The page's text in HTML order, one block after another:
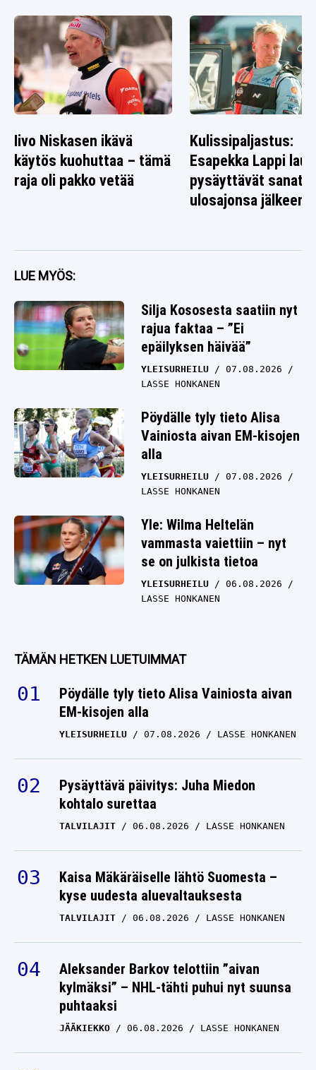
Iivo Niskasen ikävä
käytös kuohuttaa – tämä
raja oli pakko vetää
Kulissipaljastus:
Esapekka Lappi
pysäyttävät sanat
ulosajonsa jälkeen
LUE MYÖS:
Silja Kososesta saatiin nyt
rajua faktaa – ”Ei
epäilyksen häivää”
YLEISURHEILU
07.08.2026
LASSE HONKANEN
Pöydälle tyly tieto Alisa
Vainiosta aivan EM-kisojen
alla
YLEISURHEILU
07.08.2026
LASSE HONKANEN
Yle: Wilma Heltelän
vammasta vaiettiin – nyt
se on julkista tietoa
YLEISURHEILU
06.08.2026
LASSE HONKANEN
TÄMÄN HETKEN LUETUIMMAT
Pöydälle tyly tieto Alisa Vainiosta aivan
EM-kisojen alla
YLEISURHEILU 07.08.2026 LASSE HONKANEN
Pysäyttävä päivitys: Juha Miedon
kohtalo surettaa
TALVILAJIT 06.08.2026 LASSE HONKANEN
Kaisa Mäkäräiselle lähtö Suomesta –
kyse uudesta aluevaltauksesta
TALVILAJIT 06.08.2026 LASSE HONKANEN
Aleksander Barkov telottiin ”aivan
kylmäksi” – NHL-tähti puhui nyt suunsa
puhtaaksi
JÄÄKIEKKO 06.08.2026 LASSE HONKANEN